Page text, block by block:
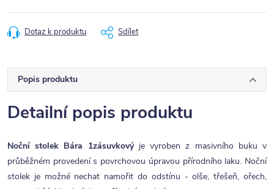
Dotaz k produktu Sdílet
Popis produktu
Detailní popis produktu
Noční stolek Bára 1zásuvkovýje vyroben z masivního buku v
průběžném provedení s povrchovou úpravou přírodního laku. Noční
stolek je možné nechat namořit do odstínu - olše, třešeň, ořech,